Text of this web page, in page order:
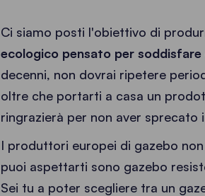
Ci siamo posti l'obiettivo di
ecologico pensato per
decenni, non dovrai ripetere
oltre che portarti a casa un
ringrazierà per non aver sprecato
I produttori europei di gazebo
puoi aspettarti sono gazebo
Sei tu a poter scegliere tra un